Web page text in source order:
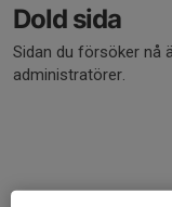
Dold sida
Sidan du försöker nå
administratörer.